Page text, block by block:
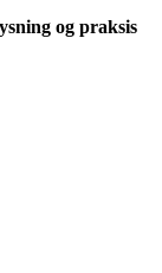
og praksis